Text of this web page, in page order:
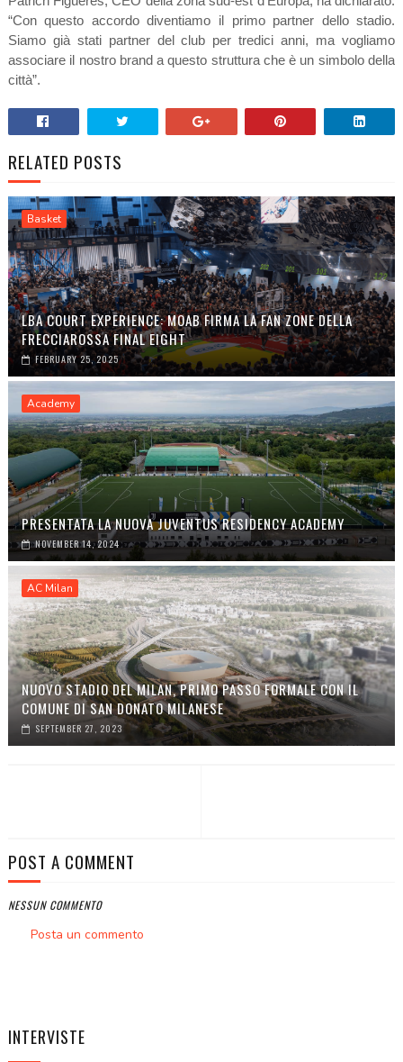
“Con questo accordo diventiamo il primo partner dello stadio.
Siamo già stati partner del club per tredici anni, ma vogliamo
associare il nostro brand a questo struttura che è un simbolo della
città”.
RELATED POSTS
Basket
LBA COURT EXPERIENCE: MOAB FIRMA LA FAN ZONE DELLA
FRECCIAROSSA FINAL EIGHT
FEBRUARY 25, 2025
Academy
PRESENTATA LA NUOVA JUVENTUS RESIDENCY ACADEMY
NOVEMBER 14, 2024
AC Milan
NUOVO STADIO DEL MILAN, PRIMO PASSO FORMALE CON IL
COMUNE DI SAN DONATO MILANESE
SEPTEMBER 27, 2023
POST A COMMENT
NESSUN COMMENTO
Posta un commento
INTERVISTE